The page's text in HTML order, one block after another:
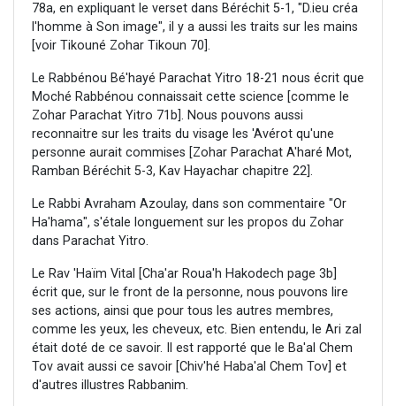
78a, en expliquant le verset dans Béréchit 5-1, "D.ieu créa
l'homme à Son image", il y a aussi les traits sur les mains
[voir Tikouné Zohar Tikoun 70].
Le Rabbénou Bé'hayé Parachat Yitro 18-21 nous écrit que
Moché Rabbénou connaissait cette science [comme le
Zohar Parachat Yitro 71b]. Nous pouvons aussi
reconnaitre sur les traits du visage les 'Avérot qu'une
personne aurait commises [Zohar Parachat A'haré Mot,
Ramban Béréchit 5-3, Kav Hayachar chapitre 22].
Le Rabbi Avraham Azoulay, dans son commentaire "Or
Ha'hama", s'étale longuement sur les propos du Zohar
dans Parachat Yitro.
Le Rav 'Haïm Vital [Cha'ar Roua'h Hakodech page 3b]
écrit que, sur le front de la personne, nous pouvons lire
ses actions, ainsi que pour tous les autres membres,
comme les yeux, les cheveux, etc. Bien entendu, le Ari zal
était doté de ce savoir. Il est rapporté que le Ba'al Chem
Tov avait aussi ce savoir [Chiv'hé Haba'al Chem Tov] et
d'autres illustres Rabbanim.